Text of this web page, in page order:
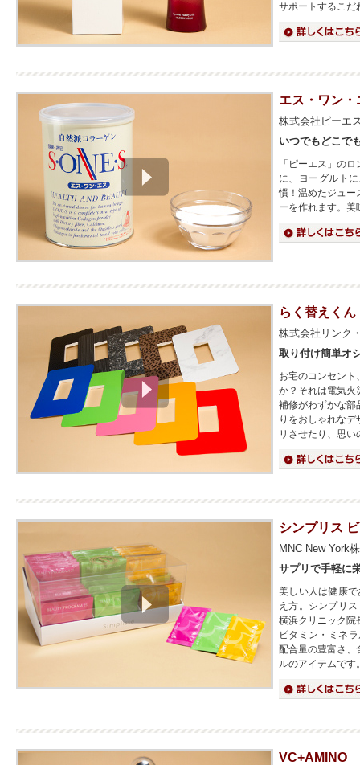
サポートするこだ
詳細はこちら
エス・ワン
株式会社ピーエ
いつでもどこで
「ピーエス」の
に、ヨーグルト
慣！温めたジュー
ーを作れます。美
詳細はこちら
らく替えくん
株式会社リンク
取り付け簡単オ
お宅のコンセン
か？それは電気火
補修がわずかな部
りをおしゃれな
リさせたり、思
詳細はこちら
シンプリス
MNC New York
サプリで手軽に
美しい人は健康
え方。シンプリ
横浜クリニック院
ビタミン・ミネ
配合量の豊富さ、
ルのアイテムです
詳細はこちら
VC+AMINO